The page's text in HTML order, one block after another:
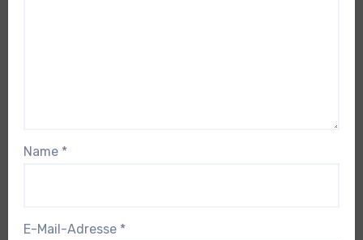
Name *
E-Mail-Adresse *